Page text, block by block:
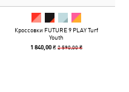
Кроссовки FUTURE 9 PLAY Turf
Youth
1 840,00 ₴2 590,00 ₴